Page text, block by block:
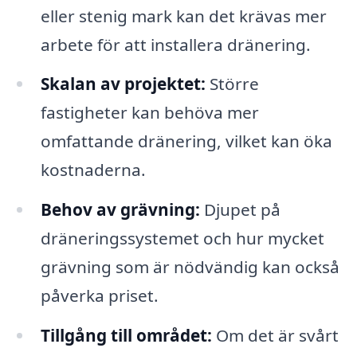
eller stenig mark kan det krävas mer
arbete för att installera dränering.
Skalan av projektet: Större
fastigheter kan behöva mer
omfattande dränering, vilket kan öka
kostnaderna.
Behov av grävning: Djupet på
dräneringssystemet och hur mycket
grävning som är nödvändig kan också
påverka priset.
Tillgång till området: Om det är svårt